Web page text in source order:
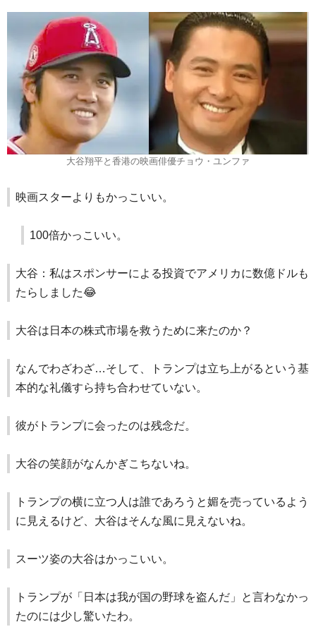
大谷翔平と香港の映画俳優チョウ・ユンファ
映画スターよりもかっこいい。
100倍かっこいい。
大谷：私はスポンサーによる投資でアメリカに数億ドルも
たらしました😂
大谷は日本の株式市場を救うために来たのか？
なんでわざわざ…そして、トランプは立ち上がるという基
本的な礼儀すら持ち合わせていない。
彼がトランプに会ったのは残念だ。
大谷の笑顔がなんかぎこちないね。
トランプの横に立つ人は誰であろうと媚を売っているよう
に見えるけど、大谷はそんな風に見えないね。
スーツ姿の大谷はかっこいい。
トランプが「日本は我が国の野球を盗んだ」と言わなかっ
たのには少し驚いたわ。